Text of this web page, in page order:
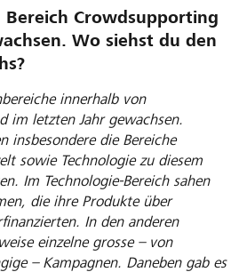
Bereich Crowdsupporting
Wo siehst du den
innerhalb von
im letzten Jahr gewachsen.
insbesondere die Bereiche
sowie Technologie zu diesem
Im Technologie-Bereich sahen
die ihre Produkte über
In den anderen
einzelne grosse – von
– Kampagnen. Daneben gab es